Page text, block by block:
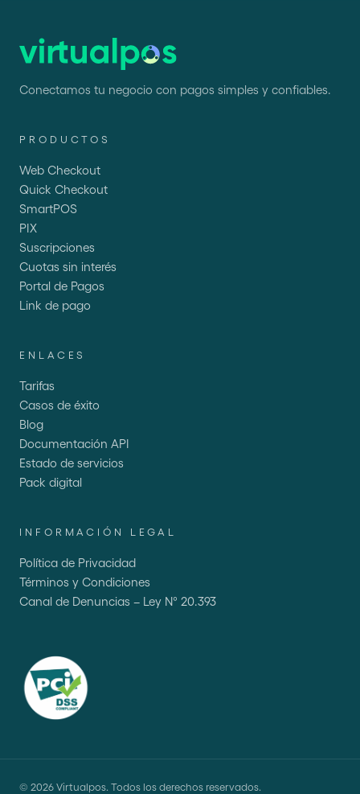
Conectamos tu negocio con pagos simples y confiables.
PRODUCTOS
Web Checkout
Quick Checkout
SmartPOS
PIX
Suscripciones
Cuotas sin interés
Portal de Pagos
Link de pago
ENLACES
Tarifas
Casos de éxito
Blog
Documentación API
Estado de servicios
Pack digital
INFORMACIÓN LEGAL
Política de Privacidad
Términos y Condiciones
Canal de Denuncias – Ley N° 20.393
© 2026 Virtualpos. Todos los derechos reservados.